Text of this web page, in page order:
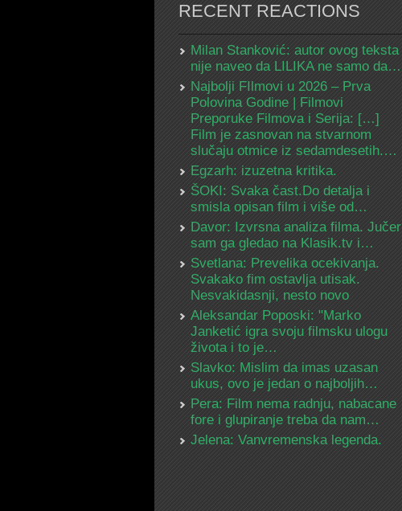
RECENT REACTIONS
Milan Stanković: autor ovog teksta
nije naveo da LILIKA ne samo da…
Najbolji FIlmovi u 2026 – Prva
Polovina Godine | Filmovi
Preporuke Filmova i Serija: […]
Film je zasnovan na stvarnom
slučaju otmice iz sedamdesetih.…
Egzarh: izuzetna kritika.
ŠOKI: Svaka čast.Do detalja i
smisla opisan film i više od…
Davor: Izvrsna analiza filma. Jučer
sam ga gledao na Klasik.tv i…
Svetlana: Prevelika ocekivanja.
Svakako fim ostavlja utisak.
Nesvakidasnji, nesto novo
Aleksandar Poposki: "Marko
Janketić igra svoju filmsku ulogu
života i to je…
Slavko: Mislim da imas uzasan
ukus, ovo je jedan o najboljih…
Pera: Film nema radnju, nabacane
fore i glupiranje treba da nam…
Jelena: Vanvremenska legenda.